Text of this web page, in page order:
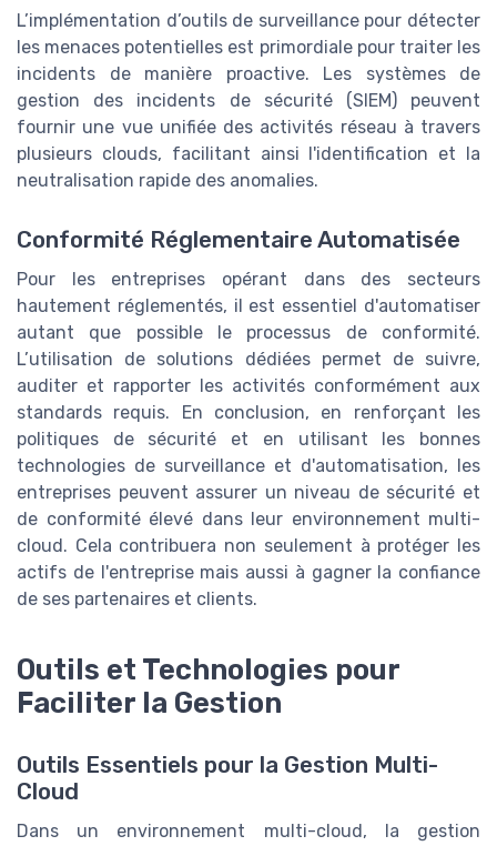
L’implémentation d’outils de surveillance pour détecter
les menaces potentielles est primordiale pour traiter les
incidents de manière proactive. Les systèmes de
gestion des incidents de sécurité (SIEM) peuvent
fournir une vue unifiée des activités réseau à travers
plusieurs clouds, facilitant ainsi l'identification et la
neutralisation rapide des anomalies.
Conformité Réglementaire Automatisée
Pour les entreprises opérant dans des secteurs
hautement réglementés, il est essentiel d'automatiser
autant que possible le processus de conformité.
L’utilisation de solutions dédiées permet de suivre,
auditer et rapporter les activités conformément aux
standards requis. En conclusion, en renforçant les
politiques de sécurité et en utilisant les bonnes
technologies de surveillance et d'automatisation, les
entreprises peuvent assurer un niveau de sécurité et
de conformité élevé dans leur environnement multi-
cloud. Cela contribuera non seulement à protéger les
actifs de l'entreprise mais aussi à gagner la confiance
de ses partenaires et clients.
Outils et Technologies pour
Faciliter la Gestion
Outils Essentiels pour la Gestion Multi-
Cloud
Dans un environnement multi-cloud, la gestion